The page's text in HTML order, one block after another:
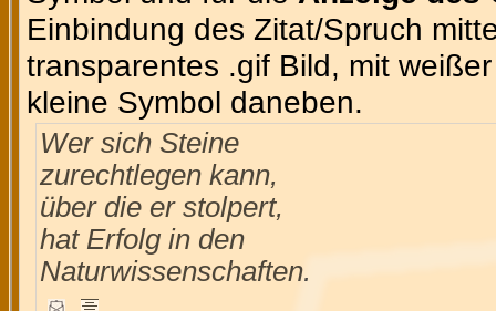
Einbindung des Zitat/Spruch
transparentes .gif Bild, mit
kleine Symbol daneben.
Wer sich Steine
zurechtlegen kann,
über die er stolpert,
hat Erfolg in den
Naturwissenschaften.